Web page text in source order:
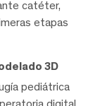
catéter,
etapas
3D
pediátrica